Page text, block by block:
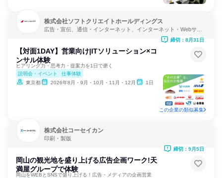
株式会社ソフトクリエイトホールディングス
広告・宣伝、通信・インターネット、インターネット・Webサー
【対面1DAY】営業向け|ITソリューション×コ
ンサル体験
ヒアリング力・思考力・提案力を1日で磨く
説明会・イベント
仕事体験
東京都
2026年8月・9月・10月・11月・12月 1日
締切：8月31日
この企業の類似募集
株式会社コーセイカン
印刷・製版
岡山の観光地を盛り上げる広告企画ワーク!天
満屋グループで体験
岡山をWEBとSNSで盛り上げる！広告・メディアの企画営業
締切：9月5日